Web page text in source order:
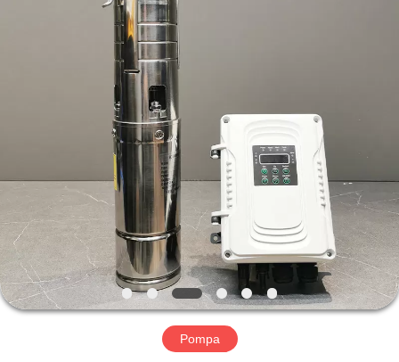
WYCIECZKA
FABRYCE
KONTROLA
JAKOŚCI
Pompa